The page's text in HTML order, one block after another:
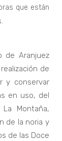
que están
de Aranjuez
de
y conservar
en uso, del
Montaña,
de la noria y
de las Doce